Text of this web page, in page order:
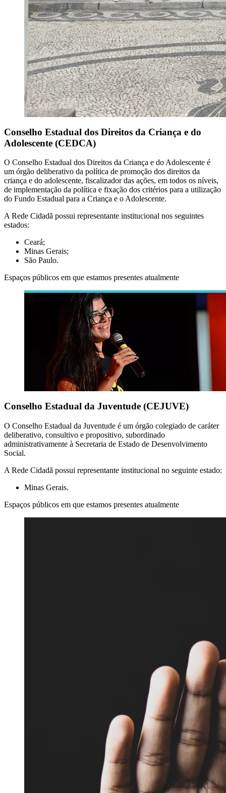
Conselho Estadual dos Direitos da Criança e do
Adolescente (CEDCA)
O Conselho Estadual dos Direitos da Criança e do Adolescente é
um órgão deliberativo da política de promoção dos direitos da
criança e do adolescente, fiscalizador das ações, em todos os níveis,
de implementação da política e fixação dos critérios para a utilização
do Fundo Estadual para a Criança e o Adolescente.
A Rede Cidadã possui representante institucional nos seguintes
estados:
Ceará;
Minas Gerais;
São Paulo.
Espaços públicos em que estamos presentes atualmente
Conselho Estadual da Juventude (CEJUVE)
O Conselho Estadual da Juventude é um órgão colegiado de caráter
deliberativo, consultivo e propositivo, subordinado
administrativamente à Secretaria de Estado de Desenvolvimento
Social.
A Rede Cidadã possui representante institucional no seguinte estado:
Minas Gerais.
Espaços públicos em que estamos presentes atualmente